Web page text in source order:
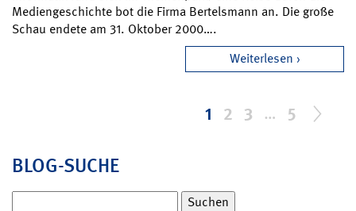
Mediengeschichte bot die Firma Bertelsmann an. Die große
Schau endete am 31. Oktober 2000….
Weiterlesen
1 2 3 … 5
BLOG-SUCHE